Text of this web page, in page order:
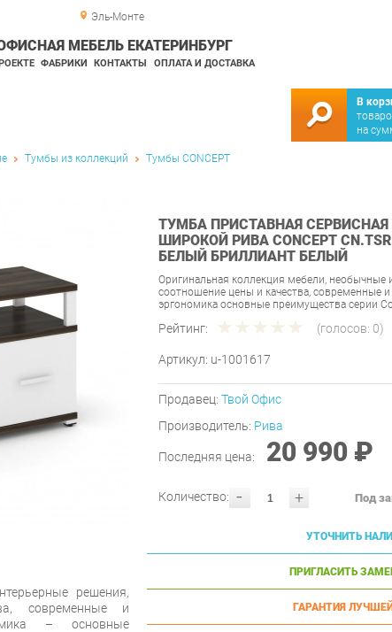
Эль-Монте
МЕБЕЛЬ ЕКАТЕРИНБУРГ
ФАБРИКИ КОНТАКТЫ ОПЛАТА И ДОСТАВКА
В
на
Тумбы из коллекций Тумбы CONCEPT
ТУМБА ПРИСТАВНАЯ
ШИРОКОЙ РИВА CONCEPT
БЕЛЫЙ БРИЛЛИАНТ БЕЛЫЙ
Оригинальная коллекция мебели,
соотношение цены и качества, современные
эргономика основные преимущества серии
Рейтинг: (голосов: 0)
Артикул: u-1001617
Продавец: Твой Офис
Производитель: Рива
Последняя цена: 20 990 ₽
- +
Количество: Под
УТОЧНИТЬ
ПРИГЛАСИТЬ
ГАРАНТИЯ
решения,
современные и
– основные